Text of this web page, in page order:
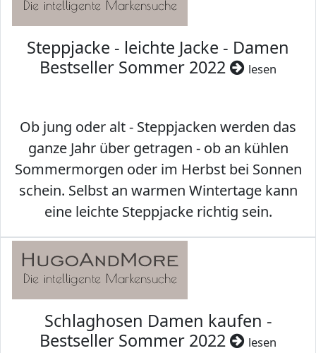
Steppjacke - leichte Jacke - Damen
Bestseller Sommer 2022
lesen
Ob jung oder alt - Steppjacken werden das
ganze Jahr über getragen - ob an kühlen
Sommermorgen oder im Herbst bei Sonnen
schein. Selbst an warmen Wintertage kann
eine leichte Steppjacke richtig sein.
Schlaghosen Damen kaufen -
Bestseller Sommer 2022
lesen